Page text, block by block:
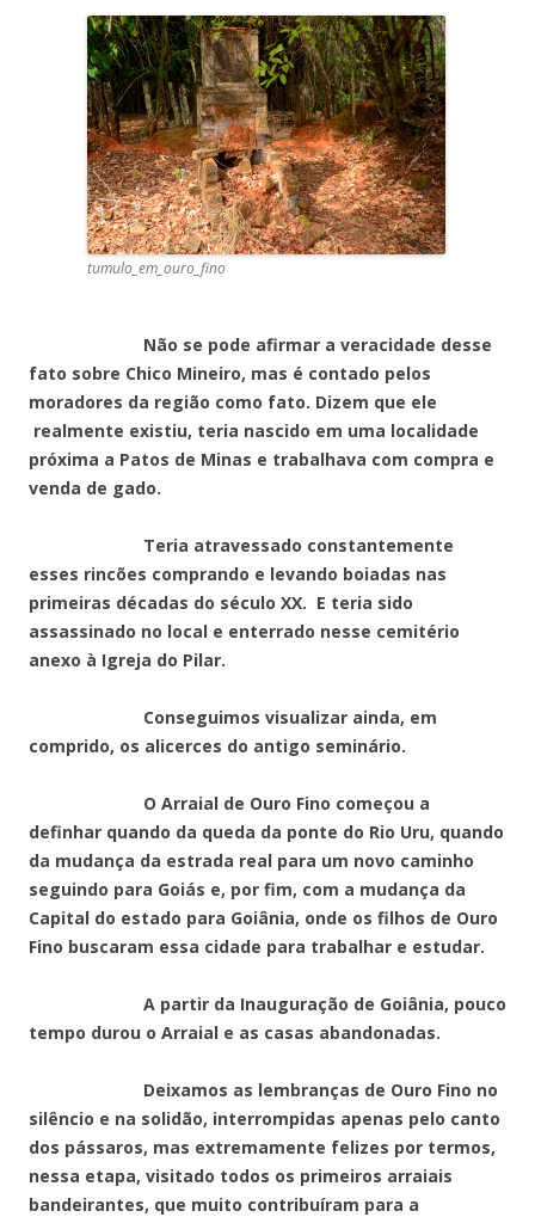
tumulo_em_ouro_fino
Não se pode afirmar a veracidade desse
fato sobre Chico Mineiro, mas é contado pelos
moradores da região como fato. Dizem que ele
realmente existiu, teria nascido em uma localidade
próxima a Patos de Minas e trabalhava com compra e
venda de gado.
Teria atravessado constantemente
esses rincões comprando e levando boiadas nas
primeiras décadas do século XX. E teria sido
assassinado no local e enterrado nesse cemitério
anexo à Igreja do Pilar.
Conseguimos visualizar ainda, em
comprido, os alicerces do antigo seminário.
O Arraial de Ouro Fino começou a
definhar quando da queda da ponte do Rio Uru, quando
da mudança da estrada real para um novo caminho
seguindo para Goiás e, por fim, com a mudança da
Capital do estado para Goiânia, onde os filhos de Ouro
Fino buscaram essa cidade para trabalhar e estudar.
A partir da Inauguração de Goiânia, pouco
tempo durou o Arraial e as casas abandonadas.
Deixamos as lembranças de Ouro Fino no
silêncio e na solidão, interrompidas apenas pelo canto
dos pássaros, mas extremamente felizes por termos,
nessa etapa, visitado todos os primeiros arraiais
bandeirantes, que muito contribuíram para a